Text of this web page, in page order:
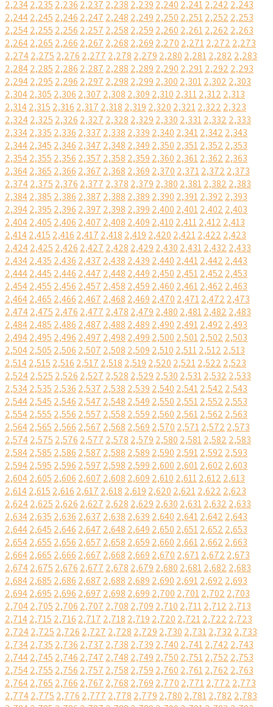
2,2342,235 2,236 2,237 2,238 2,239 2,240 2,2412,242 2,243
2,2442,245 2,246 2,247 2,248 2,249 2,250 2,2512,252 2,253
2,2542,255 2,256 2,257 2,258 2,259 2,260 2,2612,262 2,263
2,2642,265 2,266 2,267 2,268 2,269 2,270 2,2712,272 2,273
2,2742,275 2,276 2,277 2,278 2,279 2,280 2,2812,282 2,283
2,2842,285 2,286 2,287 2,288 2,289 2,290 2,2912,292 2,293
2,2942,295 2,296 2,297 2,298 2,299 2,300 2,3012,302 2,303
2,3042,305 2,306 2,307 2,308 2,309 2,310 2,3112,312 2,313
2,3142,315 2,316 2,317 2,318 2,319 2,320 2,3212,322 2,323
2,3242,325 2,326 2,327 2,328 2,329 2,330 2,3312,332 2,333
2,3342,335 2,336 2,337 2,338 2,339 2,340 2,3412,342 2,343
2,3442,345 2,346 2,347 2,348 2,349 2,350 2,3512,352 2,353
2,3542,355 2,356 2,357 2,358 2,359 2,360 2,3612,362 2,363
2,3642,365 2,366 2,367 2,368 2,369 2,370 2,3712,372 2,373
2,3742,375 2,376 2,377 2,378 2,379 2,380 2,3812,382 2,383
2,3842,385 2,386 2,387 2,388 2,389 2,390 2,3912,392 2,393
2,3942,395 2,396 2,397 2,398 2,399 2,400 2,4012,402 2,403
2,4042,405 2,406 2,407 2,408 2,409 2,410 2,4112,412 2,413
2,4142,415 2,416 2,417 2,418 2,419 2,420 2,4212,422 2,423
2,4242,425 2,426 2,427 2,428 2,429 2,430 2,4312,432 2,433
2,4342,435 2,436 2,437 2,438 2,439 2,440 2,4412,442 2,443
2,4442,445 2,446 2,447 2,448 2,449 2,450 2,4512,452 2,453
2,4542,455 2,456 2,457 2,458 2,459 2,460 2,4612,462 2,463
2,4642,465 2,466 2,467 2,468 2,469 2,470 2,4712,472 2,473
2,4742,475 2,476 2,477 2,478 2,479 2,480 2,4812,482 2,483
2,4842,485 2,486 2,487 2,488 2,489 2,490 2,4912,492 2,493
2,4942,495 2,496 2,497 2,498 2,499 2,500 2,5012,502 2,503
2,5042,505 2,506 2,507 2,508 2,509 2,510 2,5112,512 2,513
2,5142,515 2,516 2,517 2,518 2,519 2,520 2,5212,522 2,523
2,5242,525 2,526 2,527 2,528 2,529 2,530 2,5312,532 2,533
2,5342,535 2,536 2,537 2,538 2,539 2,540 2,5412,542 2,543
2,5442,545 2,546 2,547 2,548 2,549 2,550 2,5512,552 2,553
2,5542,555 2,556 2,557 2,558 2,559 2,560 2,5612,562 2,563
2,5642,565 2,566 2,567 2,568 2,569 2,570 2,5712,572 2,573
2,5742,575 2,576 2,577 2,578 2,579 2,580 2,5812,582 2,583
2,5842,585 2,586 2,587 2,588 2,589 2,590 2,5912,592 2,593
2,5942,595 2,596 2,597 2,598 2,599 2,600 2,6012,602 2,603
2,6042,605 2,606 2,607 2,608 2,609 2,610 2,6112,612 2,613
2,6142,615 2,616 2,617 2,618 2,619 2,620 2,6212,622 2,623
2,6242,625 2,626 2,627 2,628 2,629 2,630 2,6312,632 2,633
2,6342,635 2,636 2,637 2,638 2,639 2,640 2,6412,642 2,643
2,6442,645 2,646 2,647 2,648 2,649 2,650 2,6512,652 2,653
2,6542,655 2,656 2,657 2,658 2,659 2,660 2,6612,662 2,663
2,6642,665 2,666 2,667 2,668 2,669 2,670 2,6712,672 2,673
2,6742,675 2,676 2,677 2,678 2,679 2,680 2,6812,682 2,683
2,6842,685 2,686 2,687 2,688 2,689 2,690 2,6912,692 2,693
2,6942,695 2,696 2,697 2,698 2,699 2,700 2,7012,702 2,703
2,7042,705 2,706 2,707 2,708 2,709 2,710 2,7112,712 2,713
2,7142,715 2,716 2,717 2,718 2,719 2,720 2,7212,722 2,723
2,7242,725 2,726 2,727 2,728 2,729 2,730 2,7312,732 2,733
2,7342,735 2,736 2,737 2,738 2,739 2,740 2,7412,742 2,743
2,7442,745 2,746 2,747 2,748 2,749 2,750 2,7512,752 2,753
2,7542,755 2,756 2,757 2,758 2,759 2,760 2,7612,762 2,763
2,7642,765 2,766 2,767 2,768 2,769 2,770 2,7712,772 2,773
2,7742,775 2,776 2,777 2,778 2,779 2,780 2,7812,782 2,783